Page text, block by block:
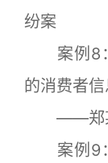
纷案
案例8：
的消费者
——郑某
案例9：